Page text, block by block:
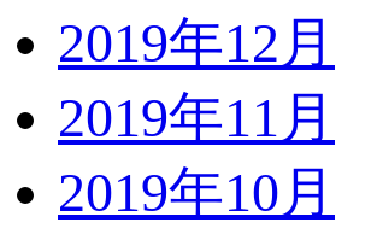
2019年12月
2019年11月
2019年10月